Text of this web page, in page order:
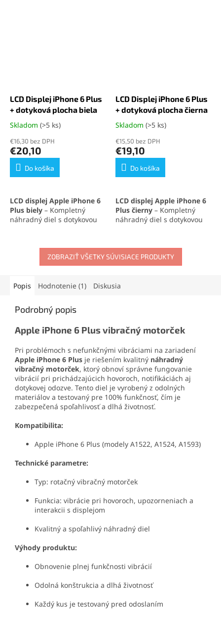
LCD Displej iPhone 6 Plus
+ dotyková plocha biela
Priemerné
produktu
je
5,0
Skladom (>5 ks)
€16,30 bez DPH
€20,10
Do košíka
LCD displej Apple iPhone 6
Plus biely – Kompletný
náhradný diel s dotykovou
zobrazovacie vlastnosti a
vysokú citlivosť dotyku.
Ideálne riešenie na rýchlu a
displeja iPhone 6 Plus biely.
LCD Displej iPhone 6 Plus
+ dotyková plocha čierna
Priemerné
produktu
je
5,0
Skladom (>5 ks)
€15,50 bez DPH
€19,10
Do košíka
LCD displej Apple iPhone 6
Plus čierny – Kompletný
náhradný diel s dotykovou
zobrazovacie vlastnosti a
vysokú citlivosť dotyku.
Ideálne riešenie na rýchlu a
displeja iPhone 6 Plus
ZOBRAZIŤ VŠETKY SÚVISIACE PRODUKTY
Popis Hodnotenie (1) Diskusia
Podrobný popis
Apple iPhone 6 Plus vibračný motorček
Pri problémoch s nefunkčnými vibráciami na zariadení
Apple iPhone 6 Plus je riešením kvalitný náhradný
vibračný motorček, ktorý obnoví správne fungovanie
vibrácií pri prichádzajúcich hovoroch, notifikáciách aj
dotykovej odozve. Tento diel je vyrobený z odolných
materiálov a testovaný pre 100% funkčnosť, čím je
zabezpečená spoľahlivosť a dlhá životnosť.
Kompatibilita:
Apple iPhone 6 Plus (modely A1522, A1524, A1593)
Technické parametre:
Typ: rotačný vibračný motorček
Funkcia: vibrácie pri hovoroch, upozorneniach a
interakcii s displejom
Kvalitný a spoľahlivý náhradný diel
Výhody produktu:
Obnovenie plnej funkčnosti vibrácií
Odolná konštrukcia a dlhá životnosť
Každý kus je testovaný pred odoslaním